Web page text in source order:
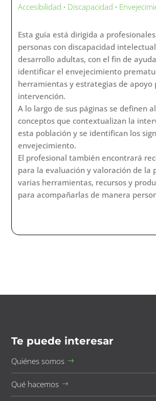
Accesibilidad · Discapacidad ·
Esta guía está dirigida a
personas con discapacidad
desarrollo adultas, con el fin de
identificar el envejecimiento
herramientas y estrategias de apoyo
intervención.
A lo largo de sus páginas se definen
conceptos que contextualizan la
esta población y se identifican los
envejecimiento.
El profesional también encontrará
para la evaluación y valoración de la
varias herramientas, recursos y
para acompañarlas de manera
Te puede interesar
Quiénes somos
Qué hacemos